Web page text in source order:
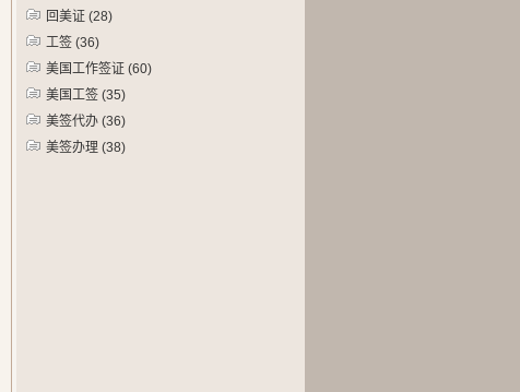
回美证 (28)
工签 (36)
美国工作签证 (60)
美国工签 (35)
美签代办 (36)
美签办理 (38)